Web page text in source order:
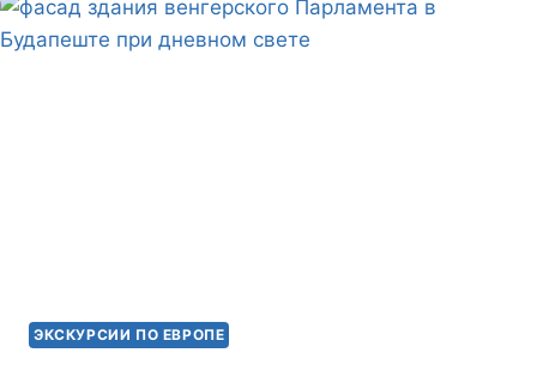
ЭКСКУРСИИ ПО ЕВРОПЕ